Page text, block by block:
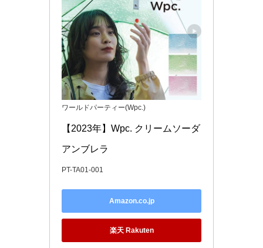
ワールドパーティー(Wpc.)
【2023年】Wpc. クリームソーダ
PT-TA01-001
Amazon.co.jp
楽天 Rakuten